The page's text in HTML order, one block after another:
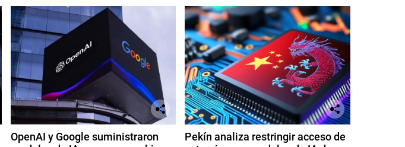
OpenAI y Google suministraron
Pekín analiza restringir acceso de